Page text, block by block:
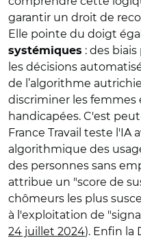
garantir un droit de
Elle pointe du doigt
systémiques : des
les décisions
de l’algorithme
discriminer les femmes
handicapées. C'est
France Travail teste l'IA
algorithmique des
des personnes sans
attribue un "score de
chômeurs les plus
à l'exploitation de
24 juillet 2024). Enfin la